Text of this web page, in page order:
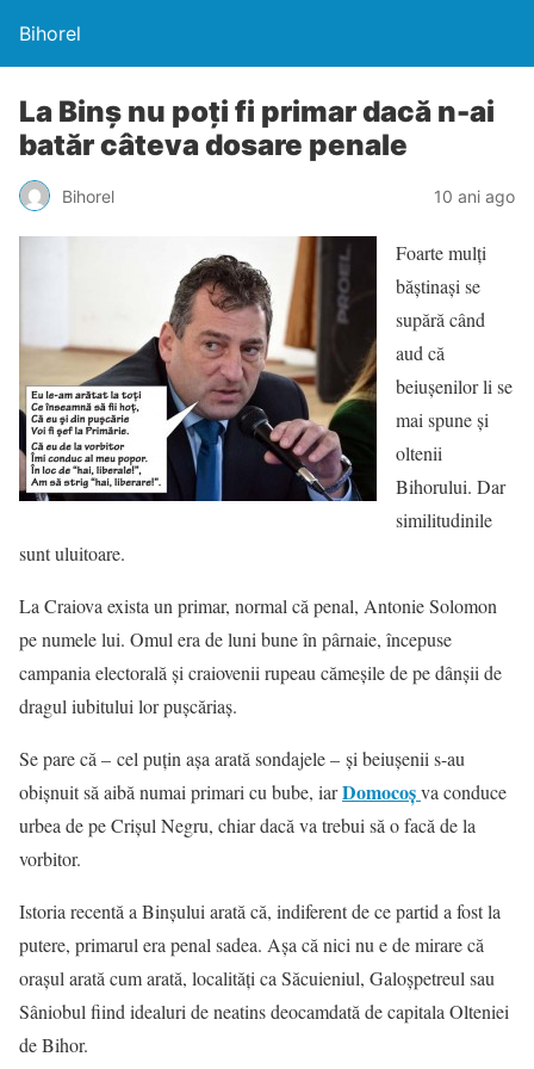
Bihorel
La Binş nu poţi fi primar dacă n-ai
batăr câteva dosare penale
Bihorel 10 ani ago
Foarte mulţi
băştinaşi se
supără când
aud că
beiuşenilor li se
mai spune şi
oltenii
Bihorului. Dar
similitudinile
sunt uluitoare.
La Craiova exista un primar, normal că penal, Antonie Solomon
pe numele lui. Omul era de luni bune în pârnaie, începuse
campania electorală şi craiovenii rupeau cămeşile de pe dânşii de
dragul iubitului lor puşcăriaş.
Se pare că – cel puţin aşa arată sondajele – şi beiuşenii s-au
obişnuit să aibă numai primari cu bube, iarDomocoşva conduce
urbea de pe Crişul Negru, chiar dacă va trebui să o facă de la
vorbitor.
Istoria recentă a Binşului arată că, indiferent de ce partid a fost la
putere, primarul era penal sadea. Aşa că nici nu e de mirare că
oraşul arată cum arată, localităţi ca Săcuieniul, Galoşpetreul sau
Sâniobul fiind idealuri de neatins deocamdată de capitala Olteniei
de Bihor.